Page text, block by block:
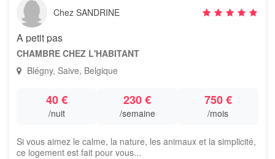
Chez SANDRINE
A petit pas
CHAMBRE CHEZ L'HABITANT
Blégny, Saive, Belgique
40 €
/nuit
230 €
/semaine
750 €
/mois
Si vous aimez le calme, la nature, les animaux et la simplicité,
ce logement est fait pour vous...